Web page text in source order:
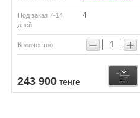
Под заказ 7-14
дней
4
Количество: − +
243 900 тенге